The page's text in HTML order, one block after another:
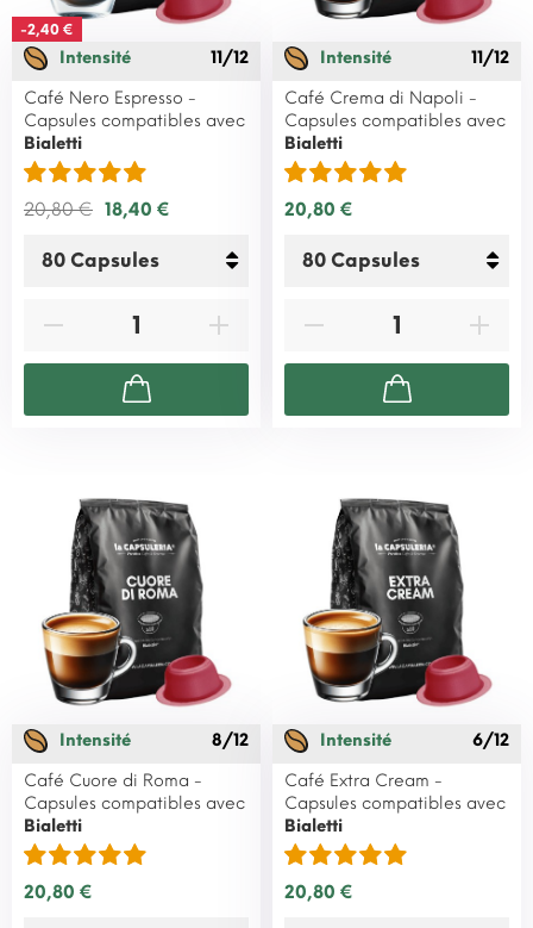
-2,40 €
Intensité
11/12
Café Nero Espresso -
Capsules compatibles avec
Bialetti
20,80 € 18,40 €
Intensité
11/12
Café Crema di Napoli -
Capsules compatibles avec
Bialetti
20,80 €
Intensité
8/12
Café Cuore di Roma -
Capsules compatibles avec
Bialetti
20,80 €
Intensité
6/12
Café Extra Cream -
Capsules compatibles avec
Bialetti
20,80 €